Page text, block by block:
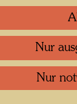
fand, das
(aus:
2002,
Nur
Nur